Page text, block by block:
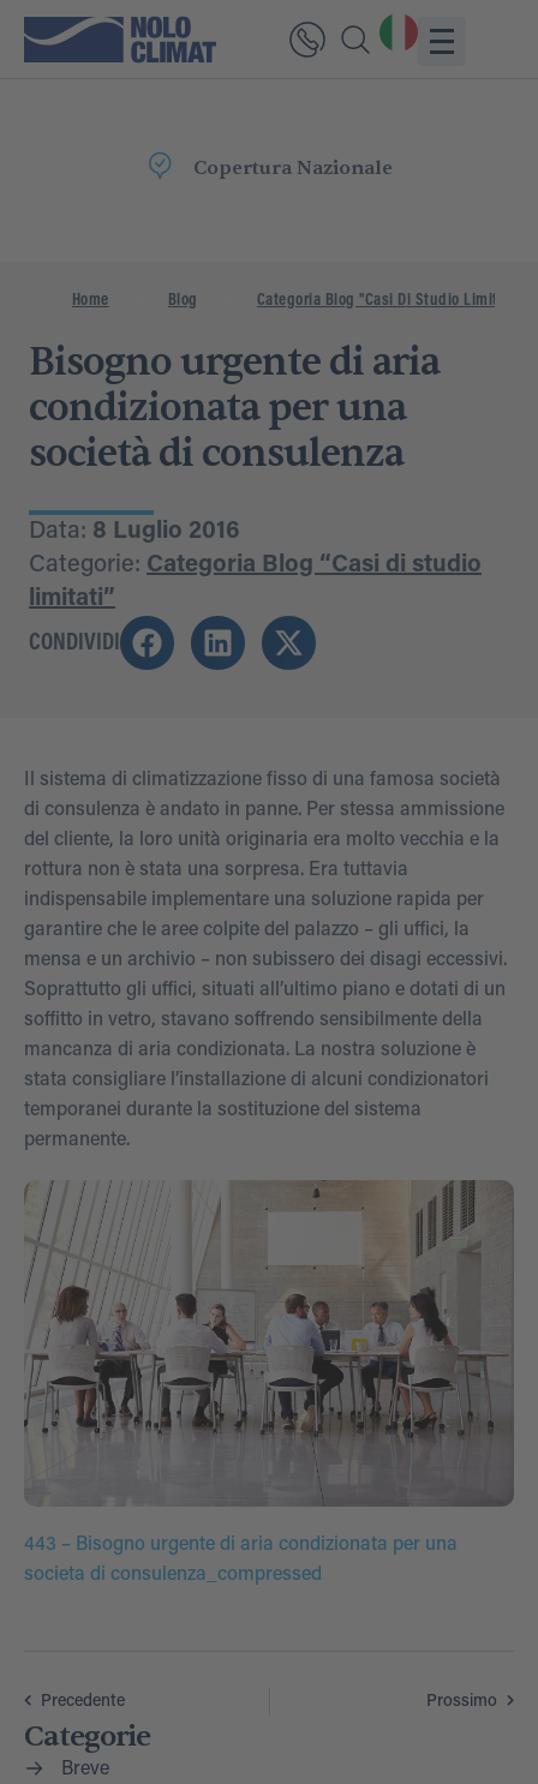
ConsegnaRapida
Home Blog Categoria Blog "Casi Di Studio Limitati"
Bisogno urgente di aria
condizionata per una
società di consulenza
Data: 8 Luglio 2016
Categorie: Categoria Blog “Casi di studio
limitati”
CONDIVIDI
Il sistema di climatizzazione fisso di una famosa società
di consulenza è andato in panne. Per stessa ammissione
del cliente, la loro unità originaria era molto vecchia e la
rottura non è stata una sorpresa. Era tuttavia
indispensabile implementare una soluzione rapida per
garantire che le aree colpite del palazzo – gli uffici, la
mensa e un archivio – non subissero dei disagi eccessivi.
Soprattutto gli uffici, situati all’ultimo piano e dotati di un
soffitto in vetro, stavano soffrendo sensibilmente della
mancanza di aria condizionata. La nostra soluzione è
stata consigliare l’installazione di alcuni condizionatori
temporanei durante la sostituzione del sistema
permanente.
443 – Bisogno urgente di aria condizionata per una
societa di consulenza_compressed
Precedente Prossimo
Categorie
Breve